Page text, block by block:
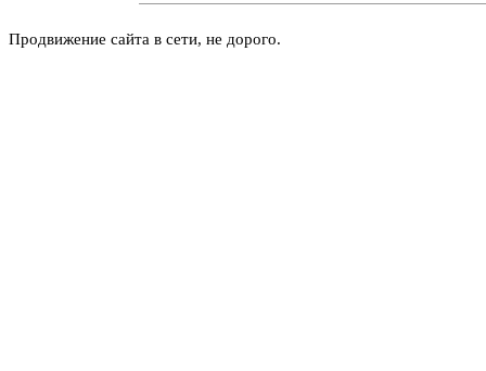
Продвижение сайта в сети, не дорого.